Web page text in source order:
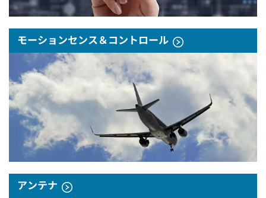
モーションセンス＆コントロール
アンテナ